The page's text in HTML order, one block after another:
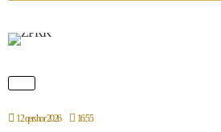
12 qershor 2026 16:55